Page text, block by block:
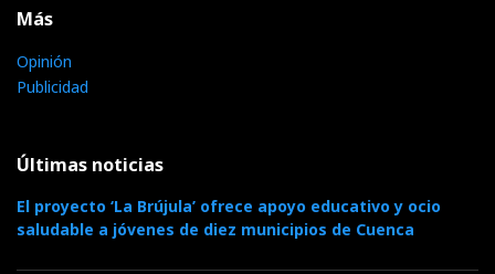
Más
Opinión
Publicidad
Últimas noticias
El proyecto ‘La Brújula’ ofrece apoyo educativo y ocio
saludable a jóvenes de diez municipios de Cuenca